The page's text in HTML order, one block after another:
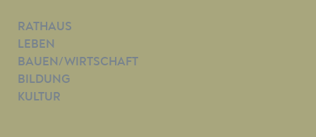
RATHAUS
LEBEN
BAUEN/WIRTSCHAFT
BILDUNG
KULTUR